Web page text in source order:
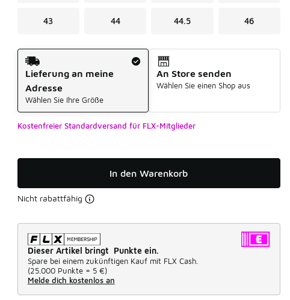
43 44 44.5 46
Versandart
Lieferung an meine
Adresse
Wählen Sie Ihre Größe
An Store senden
Wählen Sie einen Shop aus
Kostenfreier Standardversand für FLX-Mitglieder
In den Warenkorb
Nicht rabattfähig
Dieser Artikel bringt Punkte ein.
Spare bei einem zukünftigen Kauf mit FLX Cash.
(25.000 Punkte = 5 €)
Melde dich kostenlos an